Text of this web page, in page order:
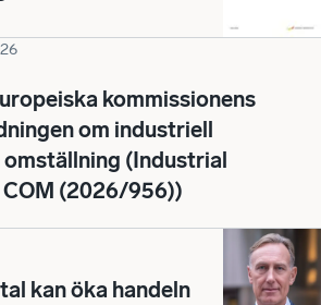
kommissionens
om industriell
(Industrial
(2026/956))
kan öka handeln